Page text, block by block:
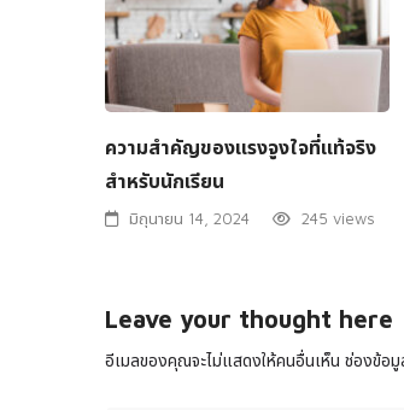
ความสําคัญของแรงจูงใจที่แท้จริง
สําหรับนักเรียน
มิถุนายน 14, 2024 245 views
Leave your thought here
อีเมลของคุณจะไม่แสดงให้คนอื่นเห็น ช่องข้อมู